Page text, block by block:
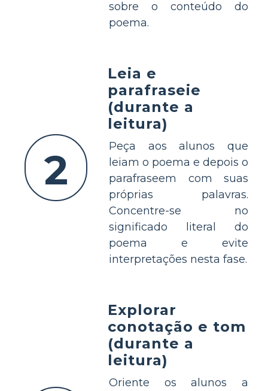
sobre o conteúdo do
poema.
2
Leia e
parafraseie
(durante a
leitura)
Peça aos alunos que
leiam o poema e depois o
parafraseem com suas
próprias palavras.
Concentre-se no
significado literal do
poema e evite
interpretações nesta fase.
Explorar
conotação e tom
(durante a
leitura)
Oriente os alunos a